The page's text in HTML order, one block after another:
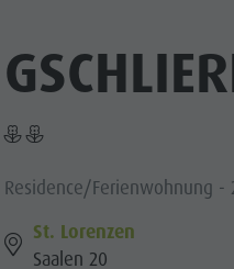
Residence/Ferienwohnung -
St. Lorenzen
Saalen 20